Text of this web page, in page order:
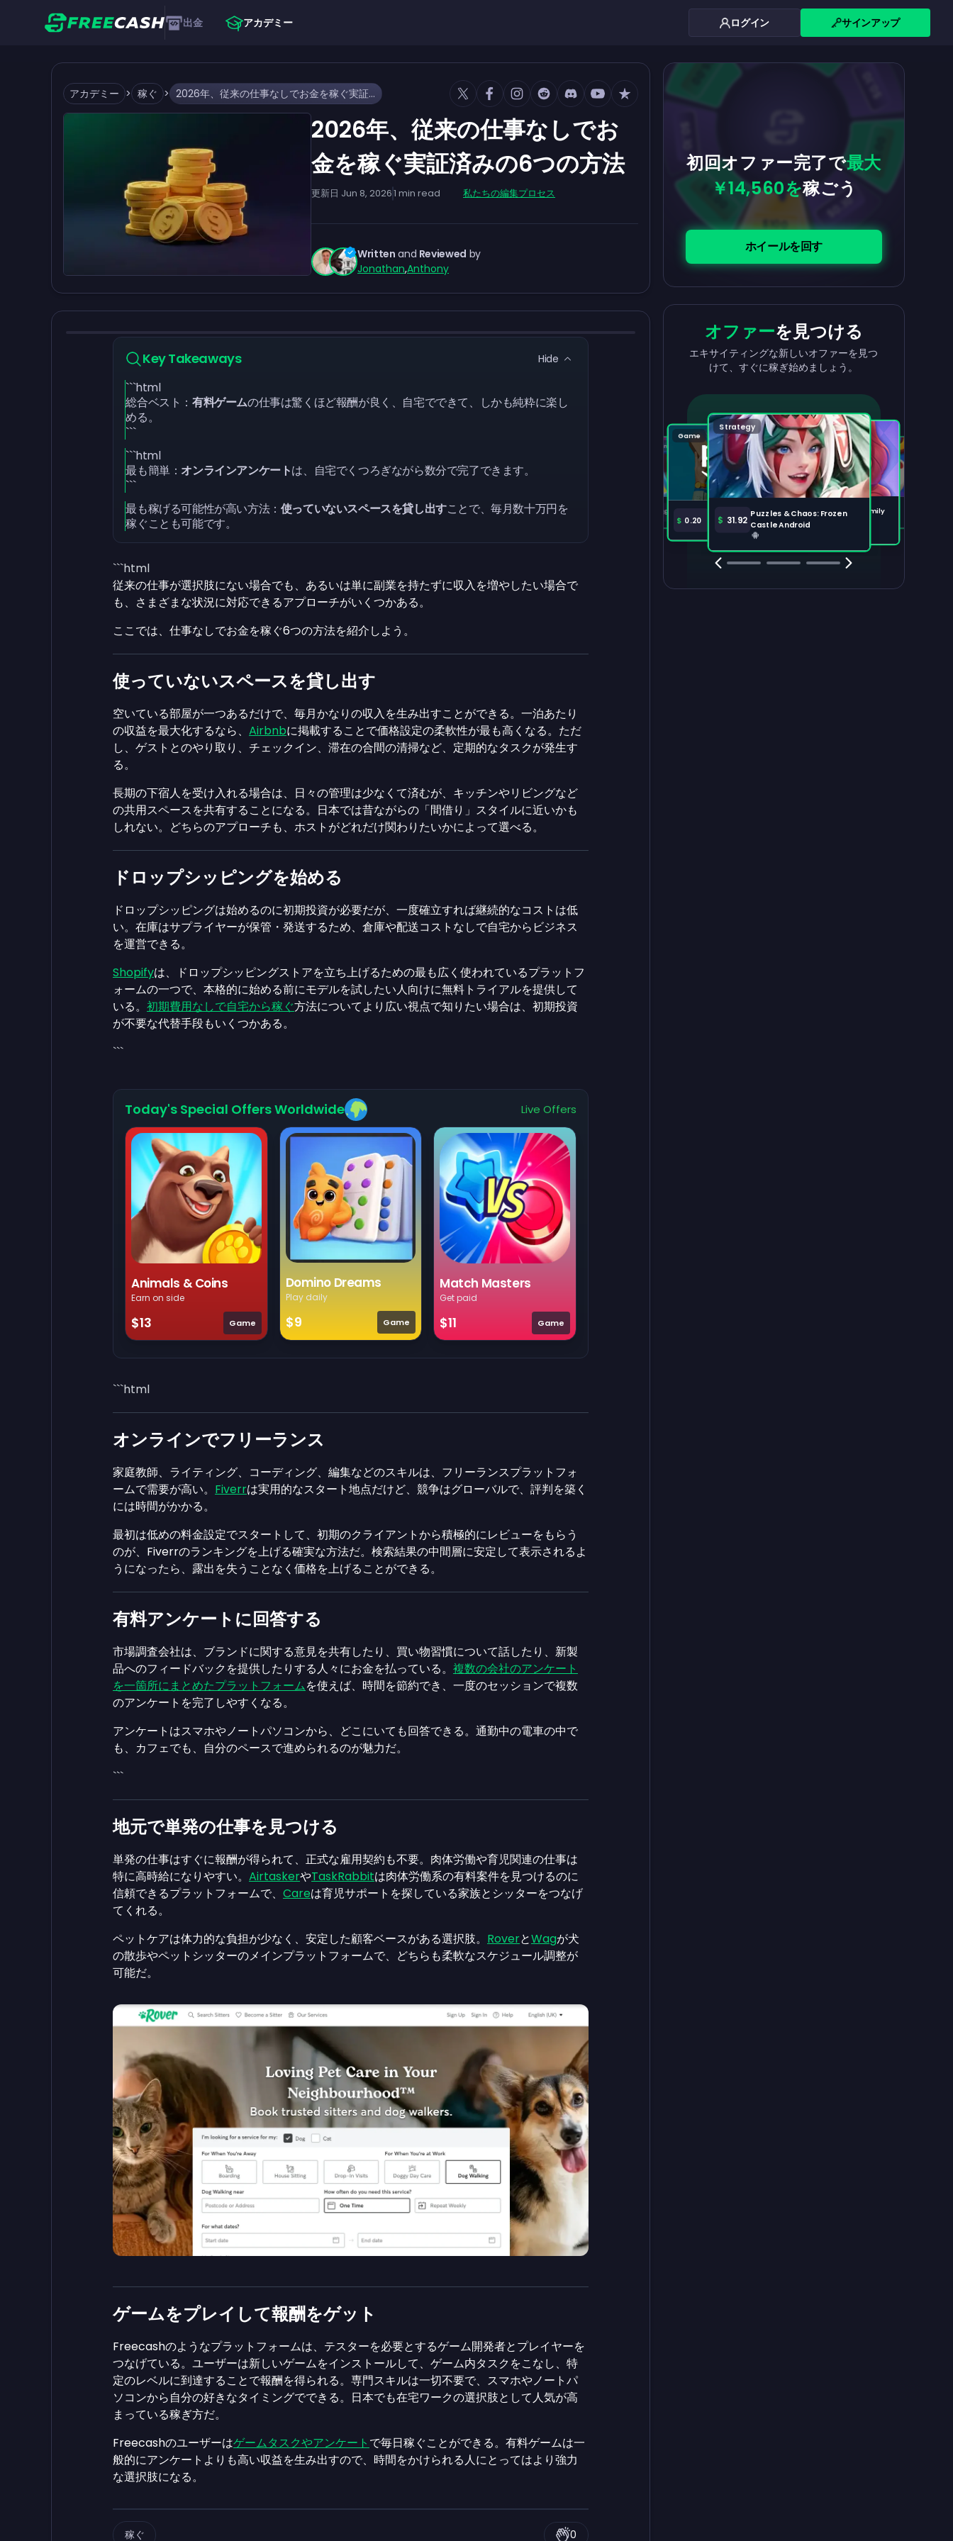
出金 アカデミー ログイン サインアップ
アカデミー > 稼ぐ > 2026年、従来の仕事なしでお金を稼ぐ実証済みの6つの方法
2026年、従来の仕事なしでお
金を稼ぐ実証済みの6つの方法
更新日 Jun 8, 20261 min read 私たちの編集プロセス
Written and Reviewed by
Jonathan,Anthony
Key Takeaways Hide
```html
総合ベスト： 有料ゲームの仕事は驚くほど報酬が良く、自宅でできて、しかも純粋に楽し
める。
```
```html
最も簡単： オンラインアンケートは、自宅でくつろぎながら数分で完了できます。
```
最も稼げる可能性が高い方法： 使っていないスペースを貸し出すことで、毎月数十万円を
稼ぐことも可能です。
```html
従来の仕事が選択肢にない場合でも、あるいは単に副業を持たずに収入を増やしたい場合で
も、さまざまな状況に対応できるアプローチがいくつかある。
ここでは、仕事なしでお金を稼ぐ6つの方法を紹介しよう。
使っていないスペースを貸し出す
空いている部屋が一つあるだけで、毎月かなりの収入を生み出すことができる。一泊あたり
の収益を最大化するなら、 Airbnbに掲載することで価格設定の柔軟性が最も高くなる。ただ
し、ゲストとのやり取り、チェックイン、滞在の合間の清掃など、定期的なタスクが発生す
る。
長期の下宿人を受け入れる場合は、日々の管理は少なくて済むが、キッチンやリビングなど
の共用スペースを共有することになる。日本では昔ながらの「間借り」スタイルに近いかも
しれない。どちらのアプローチも、ホストがどれだけ関わりたいかによって選べる。
ドロップシッピングを始める
ドロップシッピングは始めるのに初期投資が必要だが、一度確立すれば継続的なコストは低
い。在庫はサプライヤーが保管・発送するため、倉庫や配送コストなしで自宅からビジネス
を運営できる。
Shopifyは、ドロップシッピングストアを立ち上げるための最も広く使われているプラットフ
ォームの一つで、本格的に始める前にモデルを試したい人向けに無料トライアルを提供して
いる。 初期費用なしで自宅から稼ぐ方法についてより広い視点で知りたい場合は、初期投資
が不要な代替手段もいくつかある。
```
Today's Special Offers Worldwide Live Offers
Animals & Coins
Earn on side
$13 Game
Domino Dreams
Play daily
$9 Game
Match Masters
Get paid
$11 Game
```html
オンラインでフリーランス
家庭教師、ライティング、コーディング、編集などのスキルは、フリーランスプラットフォ
ームで需要が高い。 Fiverrは実用的なスタート地点だけど、競争はグローバルで、評判を築く
には時間がかかる。
最初は低めの料金設定でスタートして、初期のクライアントから積極的にレビューをもらう
のが、Fiverrのランキングを上げる確実な方法だ。検索結果の中間層に安定して表示されるよ
うになったら、露出を失うことなく価格を上げることができる。
有料アンケートに回答する
市場調査会社は、ブランドに関する意見を共有したり、買い物習慣について話したり、新製
品へのフィードバックを提供したりする人々にお金を払っている。 複数の会社のアンケート
を一箇所にまとめたプラットフォームを使えば、時間を節約でき、一度のセッションで複数
のアンケートを完了しやすくなる。
アンケートはスマホやノートパソコンから、どこにいても回答できる。通勤中の電車の中で
も、カフェでも、自分のペースで進められるのが魅力だ。
```
地元で単発の仕事を見つける
単発の仕事はすぐに報酬が得られて、正式な雇用契約も不要。肉体労働や育児関連の仕事は
特に高時給になりやすい。 AirtaskerやTaskRabbitは肉体労働系の有料案件を見つけるのに
信頼できるプラットフォームで、 Careは育児サポートを探している家族とシッターをつなげ
てくれる。
ペットケアは体力的な負担が少なく、安定した顧客ベースがある選択肢。 RoverとWagが犬
の散歩やペットシッターのメインプラットフォームで、どちらも柔軟なスケジュール調整が
可能だ。
ゲームをプレイして報酬をゲット
Freecashのようなプラットフォームは、テスターを必要とするゲーム開発者とプレイヤーを
つなげている。ユーザーは新しいゲームをインストールして、ゲーム内タスクをこなし、特
定のレベルに到達することで報酬を得られる。専門スキルは一切不要で、スマホやノートパ
ソコンから自分の好きなタイミングでできる。日本でも在宅ワークの選択肢として人気が高
まっている稼ぎ方だ。
Freecashのユーザーはゲームタスクやアンケート で毎日稼ぐことができる。有料ゲームは一
般的にアンケートよりも高い収益を生み出すので、時間をかけられる人にとってはより強力
な選択肢になる。
稼ぐ 0
初回オファー完了で最大
￥14,560を稼ごう
ホイールを回す
$100
$5.00
$5.00
$0.10 $5.00
$5.00
$0.10
オファーを見つける
エキサイティングな新しいオファーを見つ
けて、すぐに稼ぎ始めましょう。
Tabletop
$ 36.02 Bingo Dice iOS
Puzzle
$ 30.00Merge Help: Warm Family
Android
Strategy
$ 31.92 Puzzles & Chaos: Frozen
Castle Android
Game
$ 0.20 Amazon Prime
Game
36.97
報酬を獲得
タスクを完了して、残高が増えるのを見
守りましょう。
100,000
注目のオファー すべて表示
Clash Royale
収益を 出金
収益を素早く簡単に引き出せます。